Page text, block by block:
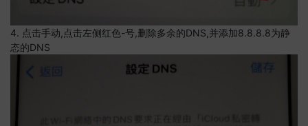
4. 点击手动,点击左侧红色-号,删除多余的DNS,并添加8.8.8.8为静
态的DNS